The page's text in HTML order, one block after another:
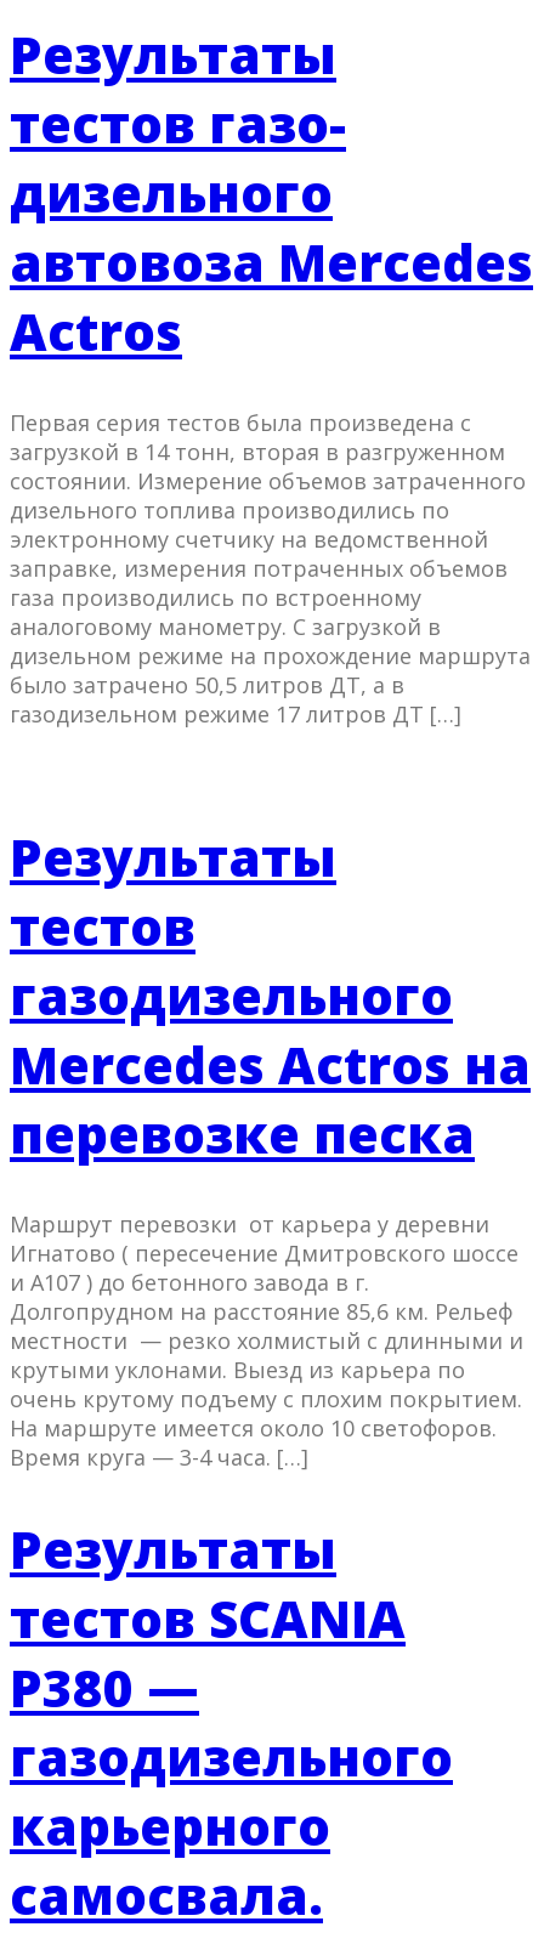
Результаты
тестов газо-
дизельного
автовоза Mercedes
Actros
Первая серия тестов была произведена с
загрузкой в 14 тонн, вторая в разгруженном
состоянии. Измерение объемов затраченного
дизельного топлива производились по
электронному счетчику на ведомственной
заправке, измерения потраченных объемов
газа производились по встроенному
аналоговому манометру. С загрузкой в
дизельном режиме на прохождение маршрута
было затрачено 50,5 литров ДТ, а в
газодизельном режиме 17 литров ДТ […]
Результаты
тестов
газодизельного
Mercedes Actros на
перевозке песка
Маршрут перевозки от карьера у деревни
Игнатово ( пересечение Дмитровского шоссе
и A107 ) до бетонного завода в г.
Долгопрудном на расстояние 85,6 км. Рельеф
местности — резко холмистый с длинными и
крутыми уклонами. Выезд из карьера по
очень крутому подъему с плохим покрытием.
На маршруте имеется около 10 светофоров.
Время круга — 3-4 часа. […]
Результаты
тестов SCANIA
P380 —
газодизельного
карьерного
самосвала.